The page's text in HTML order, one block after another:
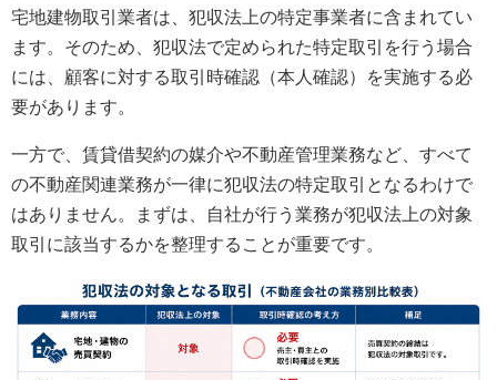
宅地建物取引業者は、犯収法上の特定事業者に含まれてい
ます。そのため、犯収法で定められた特定取引を行う場合
には、顧客に対する取引時確認（本人確認）を実施する必
要があります。
一方で、賃貸借契約の媒介や不動産管理業務など、すべて
の不動産関連業務が一律に犯収法の特定取引となるわけで
はありません。まずは、自社が行う業務が犯収法上の対象
取引に該当するかを整理することが重要です。